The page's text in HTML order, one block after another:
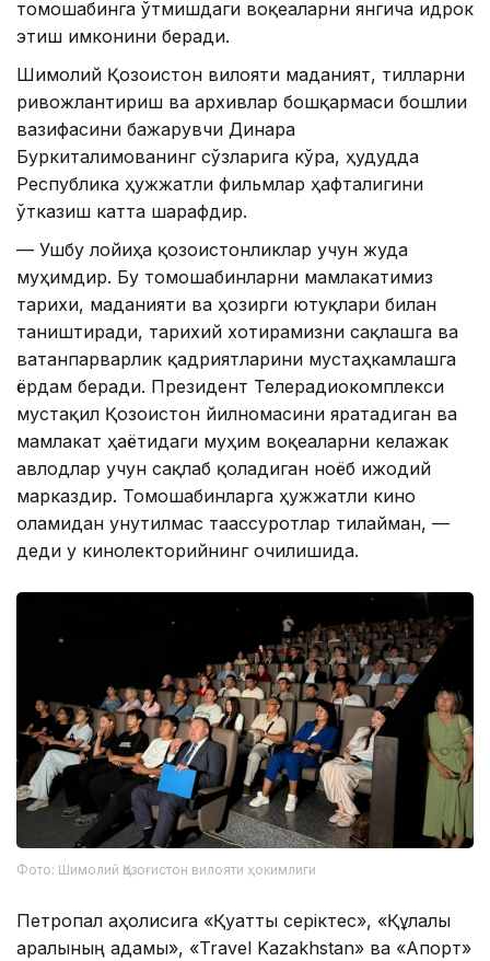
томошабинга ўтмишдаги воқеаларни янгича идрок
этиш имконини беради.
Шимолий Қозоғистон вилояти маданият, тилларни
ривожлантириш ва архивлар бошқармаси бошлиғи
вазифасини бажарувчи Динара
Буркиталимованинг сўзларига кўра, ҳудудда
Республика ҳужжатли фильмлар ҳафталигини
ўтказиш катта шарафдир.
— Ушбу лойиҳа қозоғистонликлар учун жуда
муҳимдир. Бу томошабинларни мамлакатимиз
тарихи, маданияти ва ҳозирги ютуқлари билан
таништиради, тарихий хотирамизни сақлашга ва
ватанпарварлик қадриятларини мустаҳкамлашга
ёрдам беради. Президент Телерадиокомплекси
мустақил Қозоғистон йилномасини яратадиган ва
мамлакат ҳаётидаги муҳим воқеаларни келажак
авлодлар учун сақлаб қоладиган ноёб ижодий
марказдир. Томошабинларга ҳужжатли кино
оламидан унутилмас таассуротлар тилайман, —
деди у кинолекторийнинг очилишида.
Фото: Шимолий Қозоғистон вилояти ҳокимлиги
Петропал аҳолисига «Қуатты серіктес», «Құлалы
аралының адамы», «Travel Kazakhstan» ва «Апорт»